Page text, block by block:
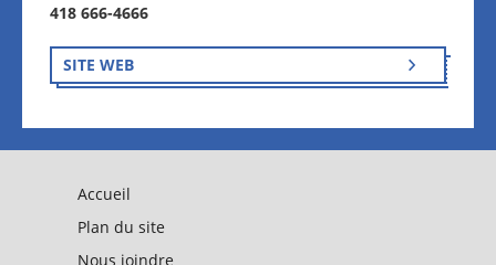
418 666-4666
SITE WEB
Accueil
Plan du site
Nous joindre